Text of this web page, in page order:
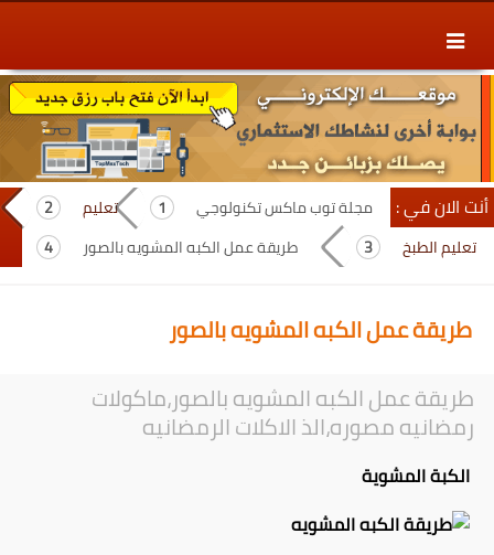
content
secondary
content
أنت الان في : مجلة توب ماكس تكنولوجي
تعليم
تعليم الطبخ
طريقة عمل الكبه المشويه بالصور
طريقة عمل الكبه المشويه بالصور
طريقة عمل الكبه المشويه بالصور،ماكولات
رمضانيه مصوره،الذ الاكلات الرمضانيه
الكبة المشوية